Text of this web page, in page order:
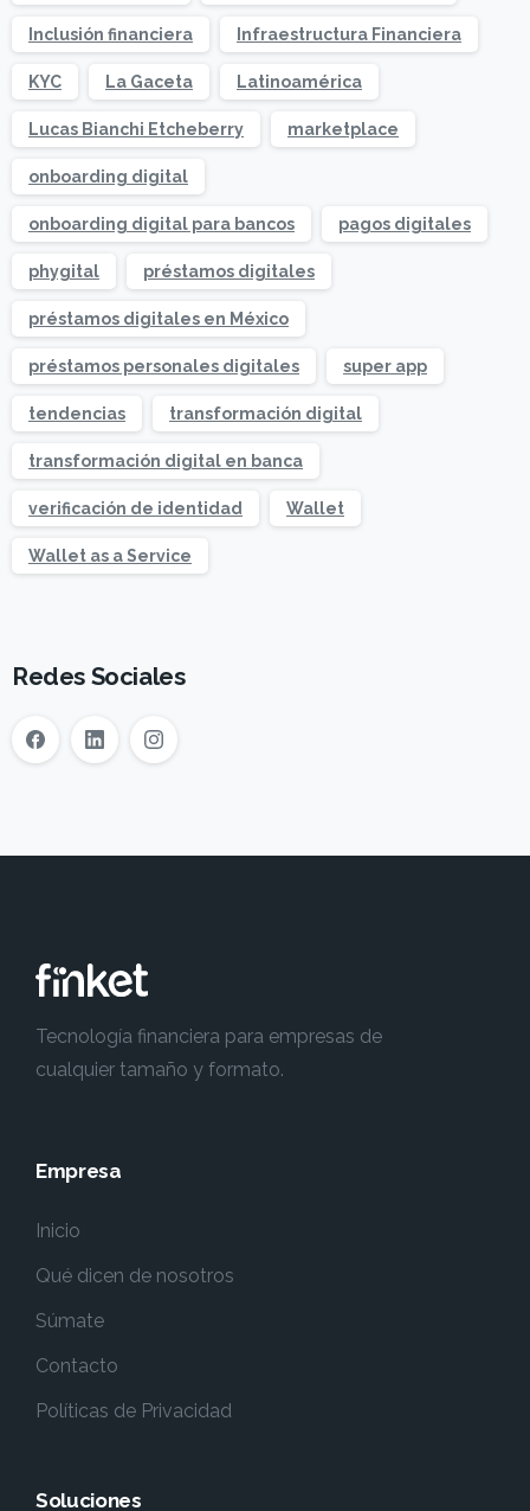
Inclusión financiera Infraestructura Financiera
KYC La Gaceta Latinoamérica
Lucas Bianchi Etcheberry marketplace
onboarding digital
onboarding digital para bancos pagos digitales
phygital préstamos digitales
préstamos digitales en México
préstamos personales digitales super app
tendencias transformación digital
transformación digital en banca
verificación de identidad Wallet
Wallet as a Service
Redes Sociales
Tecnología financiera para empresas de
cualquier tamaño y formato.
Empresa
Inicio
Qué dicen de nosotros
Súmate
Contacto
Políticas de Privacidad
Soluciones